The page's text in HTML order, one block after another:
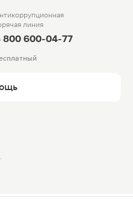
линия
800 600-04-77